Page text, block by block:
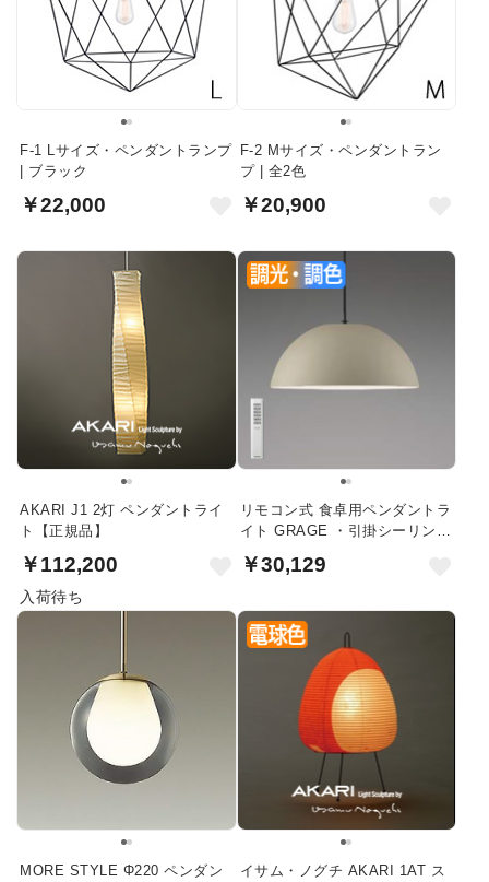
F-1 Lサイズ・ペンダントランプ
| ブラック
￥22,000
F-2 Mサイズ・ペンダントラン
プ | 全2色
￥20,900
AKARI J1 2灯 ペンダントライ
ト【正規品】
￥112,200
入荷待ち
リモコン式 食卓用ペンダントラ
イト GRAGE ・引掛シーリング
￥30,129
MORE STYLE Φ220 ペンダン
イサム・ノグチ AKARI 1AT ス